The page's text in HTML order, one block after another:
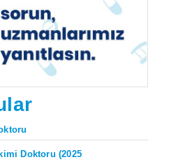
Doktoru (2025